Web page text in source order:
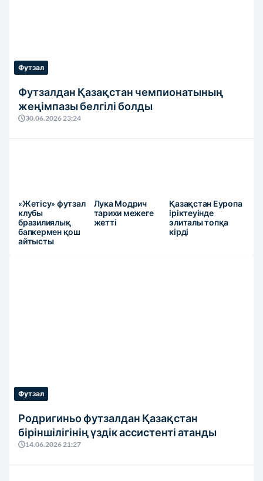
Футзал
Футзалдан Қазақстан чемпионатының
жеңімпазы белгілі болды
30.06.2026 23:24
«Жетісу» футзал
клубы
бразилиялық
бапкермен қош
айтысты
Лука Модрич
тарихи межеге
жетті
Қазақстан Еуропа
іріктеуінде
элиталы топқа
кірді
Футзал
Родригиньо футзалдан Қазақстан
біріншілігінің үздік ассистенті атанды
14.06.2026 21:27